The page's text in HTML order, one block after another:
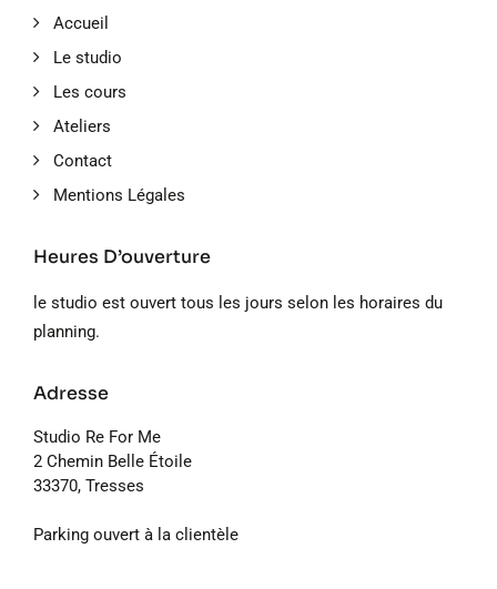
Accueil
Le studio
Les cours
Ateliers
Contact
Mentions Légales
Heures D’ouverture
le studio est ouvert tous les jours selon les horaires du
planning.
Adresse
Studio Re For Me
2 Chemin Belle Étoile
33370, Tresses
Parking ouvert à la clientèle